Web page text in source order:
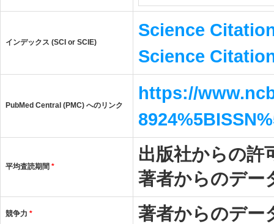
インデックス (SCI or SCIE)
Science
Science
PubMed Central (PMC) へのリンク
https://
平均査読期間 *
出版社からの許
著者からのデ
競争力 * 著者からのデ